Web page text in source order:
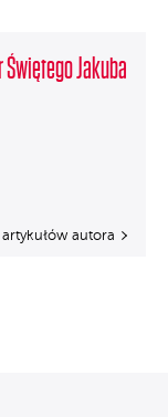
Świętego Jakuba
autora